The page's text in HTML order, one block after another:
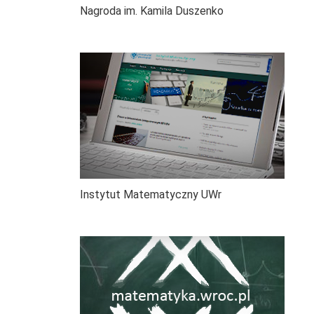
Nagroda im. Kamila Duszenko
Instytut Matematyczny UWr